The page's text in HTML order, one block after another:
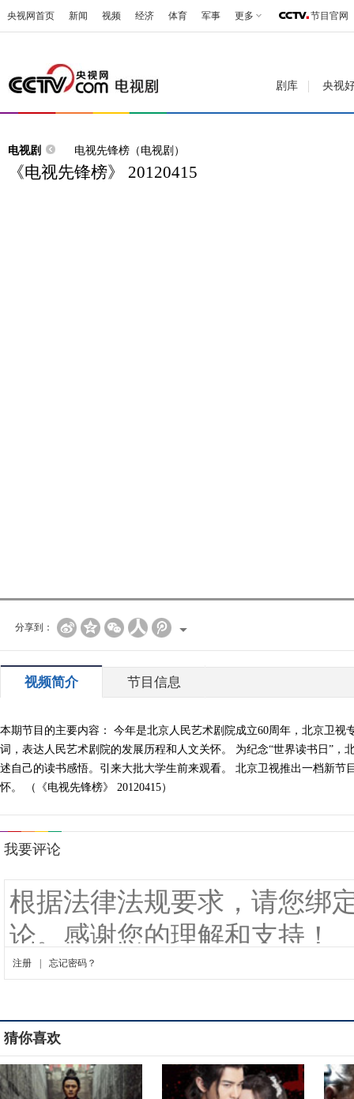
央视网首页 新闻 视频 经济 体育 军事 更多 节目官网
剧库 央视
电视剧 电视先锋榜（电视剧）
《电视先锋榜》 20120415
分享到：
视频简介 节目信息
本期节目的主要内容： 今年是北京人民艺术剧院成立60周年，北京卫
词，表达人民艺术剧院的发展历程和人文关怀。 为纪念“世界读书日”
述自己的读书感悟。引来大批大学生前来观看。 北京卫视推出一档新
怀。 （《电视先锋榜》 20120415）
猜你喜欢